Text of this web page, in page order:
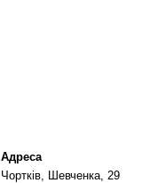
Адреса
Чортків, Шевченка, 29